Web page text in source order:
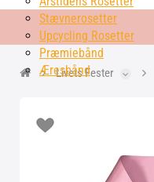
Stævnerosetter
Upcycling Rosetter
Præmiebånd
Æresbånd
Livets Fester